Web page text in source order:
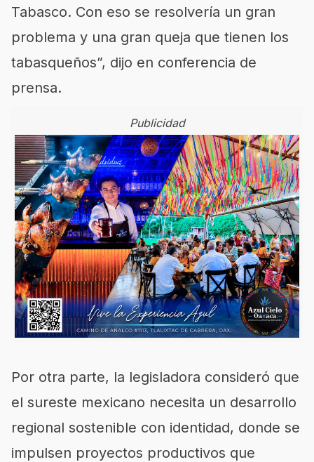
Tabasco. Con eso se resolvería un gran
problema y una gran queja que tienen los
tabasqueños”, dijo en conferencia de
prensa.
Publicidad
Por otra parte, la legisladora consideró que
el sureste mexicano necesita un desarrollo
regional sostenible con identidad, donde se
impulsen proyectos productivos que